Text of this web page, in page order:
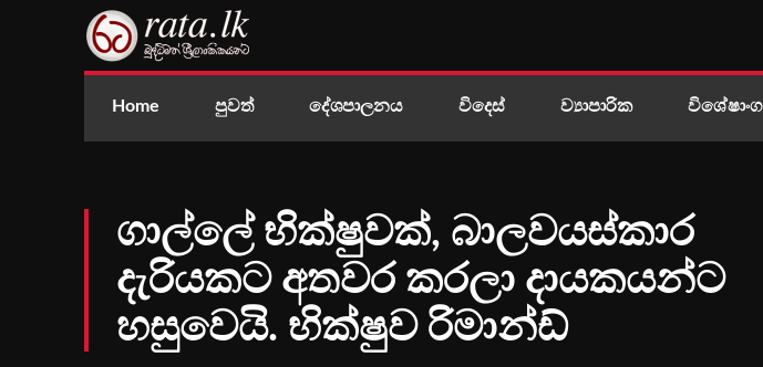
Home පුවත් දේශපාලනය විදෙස් ව්‍යාපාරික විශේෂාංග
ගාල්ලේ භික්ෂුවක්, බාලවයස්කාර
දැරියකට අතවර කරලා දායකයන්ට
හසුවෙයි. භික්ෂුව රිමාන්ඩ්